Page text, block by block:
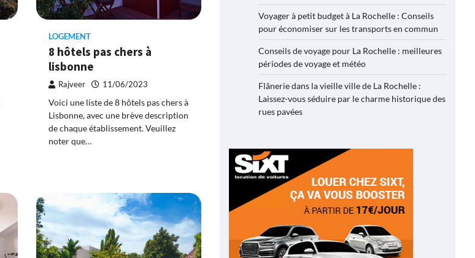
LOGEMENT
8 hôtels pas chers à
lisbonne
Rajveer 11/06/2023
Voici une liste de 8 hôtels pas chers à
Lisbonne, avec une brève description
de chaque établissement. Veuillez
noter que…
Voyager à petit budget à La Rochelle : Conseils
pour économiser sur les transports en commun
Conseils de voyage pour La Rochelle : meilleures
périodes de voyage et météo
Flânerie dans la vieille ville de La Rochelle :
Laissez-vous séduire par le charme historique des
rues pavées